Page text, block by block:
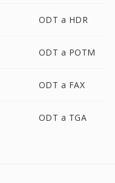
ODT a HDR
ODT a POTM
ODT a FAX
ODT a TGA